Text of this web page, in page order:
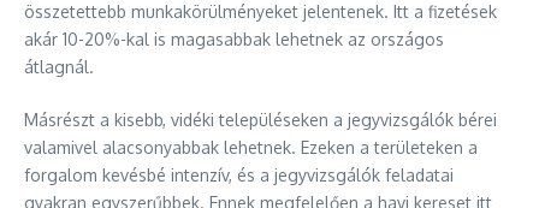
összetettebb munkakörülményeket jelentenek. Itt a fizetések
akár 10-20%-kal is magasabbak lehetnek az országos
átlagnál.
Másrészt a kisebb, vidéki településeken a jegyvizsgálók bérei
valamivel alacsonyabbak lehetnek. Ezeken a területeken a
forgalom kevésbé intenzív, és a jegyvizsgálók feladatai
gyakran egyszerűbbek. Ennek megfelelően a havi kereset itt